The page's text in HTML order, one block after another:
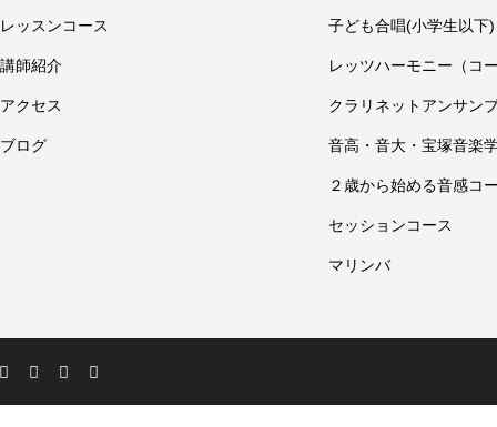
レッスンコース
講師紹介
アクセス
ブログ
子ども合唱(小学生以下)
レッツハーモニー（コ
クラリネットアンサン
音高・音大・宝塚音楽
２歳から始める音感コ
セッションコース
マリンバ